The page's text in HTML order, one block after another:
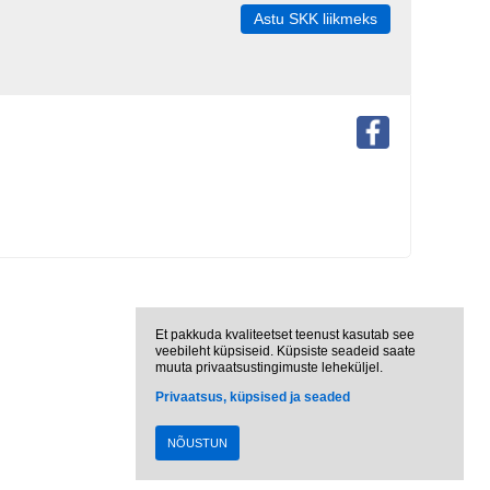
Et pakkuda kvaliteetset teenust kasutab see
veebileht küpsiseid. Küpsiste seadeid saate
muuta privaatsustingimuste leheküljel.
Privaatsus, küpsised ja seaded
NÕUSTUN
Astu SKK liikmeks